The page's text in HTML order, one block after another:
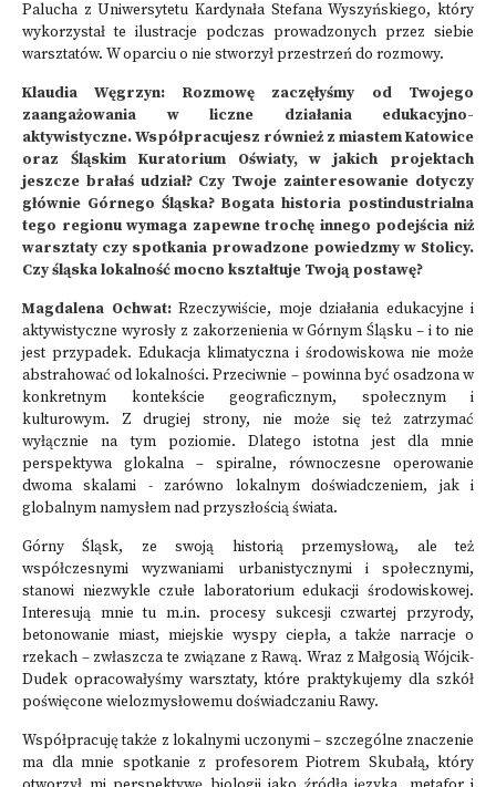
Palucha z Uniwersytetu Kardynała Stefana Wyszyńskiego, który
wykorzystał te ilustracje podczas prowadzonych przez siebie
warsztatów. W oparciu o nie stworzył przestrzeń do rozmowy.
Klaudia Węgrzyn: Rozmowę zaczęłyśmy od Twojego
zaangażowania w liczne działania edukacyjno-
aktywistyczne. Współpracujesz również z miastem Katowice
oraz Śląskim Kuratorium Oświaty, w jakich projektach
jeszcze brałaś udział? Czy Twoje zainteresowanie dotyczy
głównie Górnego Śląska? Bogata historia postindustrialna
tego regionu wymaga zapewne trochę innego podejścia niż
warsztaty czy spotkania prowadzone powiedzmy w Stolicy.
Czy śląska lokalność mocno kształtuje Twoją postawę?
Magdalena Ochwat: Rzeczywiście, moje działania edukacyjne i
aktywistyczne wyrosły z zakorzenienia w Górnym Śląsku – i to nie
jest przypadek. Edukacja klimatyczna i środowiskowa nie może
abstrahować od lokalności. Przeciwnie – powinna być osadzona w
konkretnym kontekście geograficznym, społecznym i
kulturowym. Z drugiej strony, nie może się też zatrzymać
wyłącznie na tym poziomie. Dlatego istotna jest dla mnie
perspektywa glokalna – spiralne, równoczesne operowanie
dwoma skalami - zarówno lokalnym doświadczeniem, jak i
globalnym namysłem nad przyszłością świata.
Górny Śląsk, ze swoją historią przemysłową, ale też
współczesnymi wyzwaniami urbanistycznymi i społecznymi,
stanowi niezwykle czułe laboratorium edukacji środowiskowej.
Interesują mnie tu m.in. procesy sukcesji czwartej przyrody,
betonowanie miast, miejskie wyspy ciepła, a także narracje o
rzekach – zwłaszcza te związane z Rawą. Wraz z Małgosią Wójcik-
Dudek opracowałyśmy warsztaty, które praktykujemy dla szkół
poświęcone wielozmysłowemu doświadczaniu Rawy.
Współpracuję także z lokalnymi uczonymi – szczególne znaczenie
ma dla mnie spotkanie z profesorem Piotrem Skubałą, który